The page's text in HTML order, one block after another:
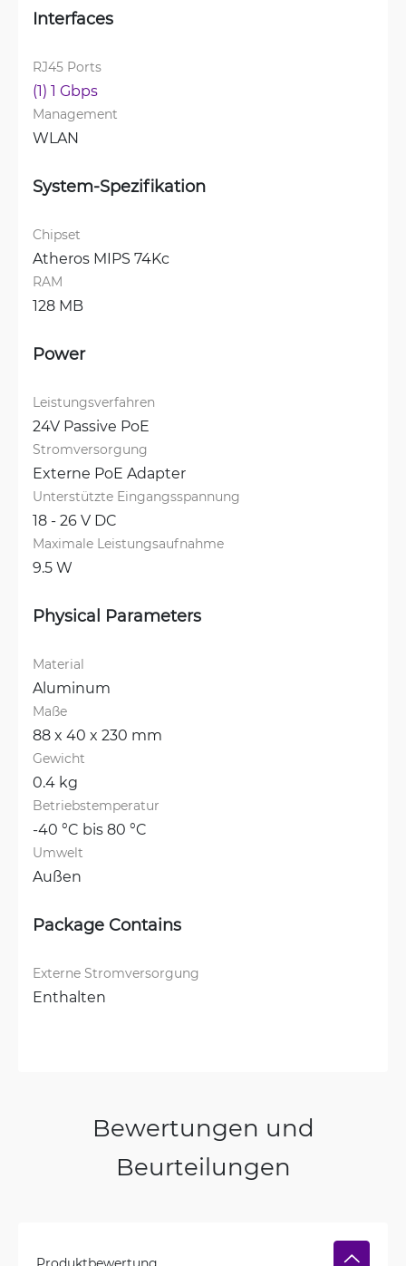
Interfaces
RJ45 Ports
(1) 1 Gbps
Management
WLAN
System-Spezifikation
Chipset
Atheros MIPS 74Kc
RAM
128 MB
Power
Leistungsverfahren
24V Passive PoE
Stromversorgung
Externe PoE Adapter
Unterstützte Eingangsspannung
18 - 26 V DC
Maximale Leistungsaufnahme
9.5 W
Physical Parameters
Material
Aluminum
Maße
88 x 40 x 230 mm
Gewicht
0.4 kg
Betriebstemperatur
-40 °C bis 80 °C
Umwelt
Außen
Package Contains
Externe Stromversorgung
Enthalten
Bewertungen und
Beurteilungen